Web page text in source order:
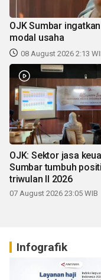
OJK Sumbar
modal usaha
08 August 2026 2:13
OJK: Sektor jasa
Sumbar tumbuh
triwulan II 2026
07 August 2026 23:05 WIB
Infografik